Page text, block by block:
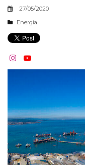
27/05/2020
Energía
 